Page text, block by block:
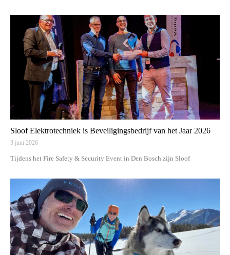
Sloof Elektrotechniek is Beveiligingsbedrijf van het Jaar 2026
3 juni 2026
Tijdens het Fire Safety & Security Event in Den Bosch zijn Sloof